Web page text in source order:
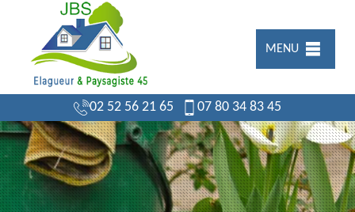
MENU
02 52 56 21 65 07 80 34 83 45